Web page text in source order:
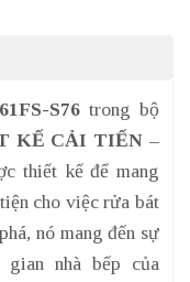
S76 trong bộ
KẾ CẢI TIẾN –
thiết kế để mang
cho việc rửa bát
nó mang đến sự
nhà bếp của